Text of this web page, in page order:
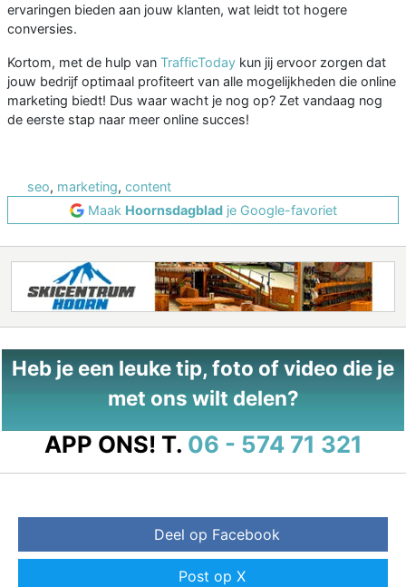
ervaringen bieden aan jouw klanten, wat leidt tot hogere
conversies.
Kortom, met de hulp van TrafficToday kun jij ervoor zorgen dat
jouw bedrijf optimaal profiteert van alle mogelijkheden die online
marketing biedt! Dus waar wacht je nog op? Zet vandaag nog
de eerste stap naar meer online succes!
seo, marketing, content
Maak Hoornsdagbladje Google-favoriet
Heb je een leuke tip, foto of video die je
met ons wilt delen?
APP ONS! T. 06 - 574 71 321
Deel op Facebook
Post op X